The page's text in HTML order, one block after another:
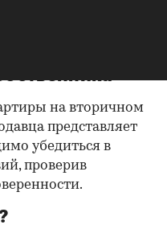
на вторичном
представляет
убедиться в
проверив